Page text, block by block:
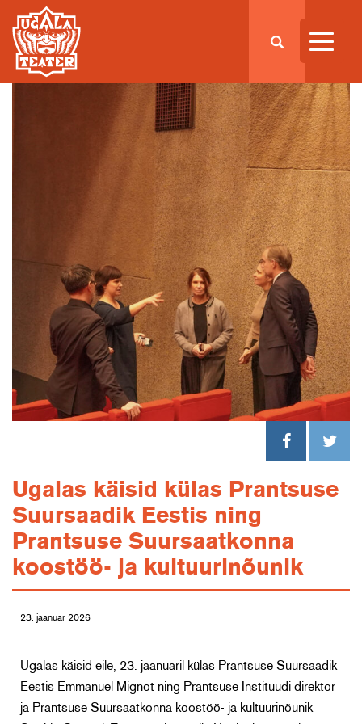
Ugalas käisid külas Prantsuse
Suursaadik Eestis ning
Prantsuse Suursaatkonna
koostöö- ja kultuurinõunik
23. jaanuar 2026
Ugalas käisid eile, 23. jaanuaril külas Prantsuse Suursaadik
Eestis Emmanuel Mignot ning Prantsuse Instituudi direktor
ja Prantsuse Suursaatkonna koostöö- ja kultuurinõunik